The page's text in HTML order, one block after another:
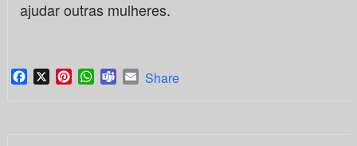
ajudar outras mulheres.
Facebook
X PinterestWhatsApp
TeamsEmail
Share